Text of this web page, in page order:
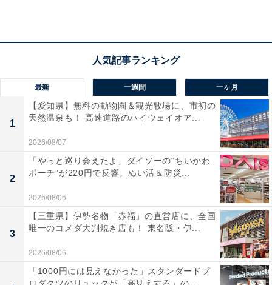
ンノズル 1年保証 布団2組対応 靴乾燥 ホワイト
2位：アイリスオーヤマ(IRIS OHYAMA) ふとん乾燥機
シングルノズル FK-EC1-W ホワイト ダニ退治 温風機
能 布団ドライヤー シューズドライヤー
【軽量1.9㎏ 保温機能付き】アイリスオーヤマ ふとん乾燥
機 シングルノズル FK-EC1-W ホワイト ダニ退治 温風機
能 布団ドライヤー シューズドライヤー くつ乾燥機 靴乾燥
ダニ対策 除湿 湿気 カビ
最新 一週間 一ヶ月
1
【愛知県】無料の動物園＆観光牧場に、市初の
天然温泉も！ 高速道路のハイウェイオア...
2026/08/07
2
「やっと巡り会えたよ」ダイソーの“ちいかわ
ポーチ”が220円で反響。ぬい活＆防災...
2026/08/06
3
【三重県】伊勢名物「赤福」の直営店に、全国
唯一のコメダ大判焼き店も！ 東名阪・伊...
2026/08/06
「1000円には見えなかった」スタンダードプ